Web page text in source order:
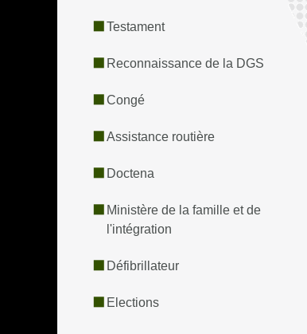
Testament
Reconnaissance de la DGS
Congé
Assistance routière
Doctena
Ministère de la famille et de
l'intégration
Défibrillateur
Elections